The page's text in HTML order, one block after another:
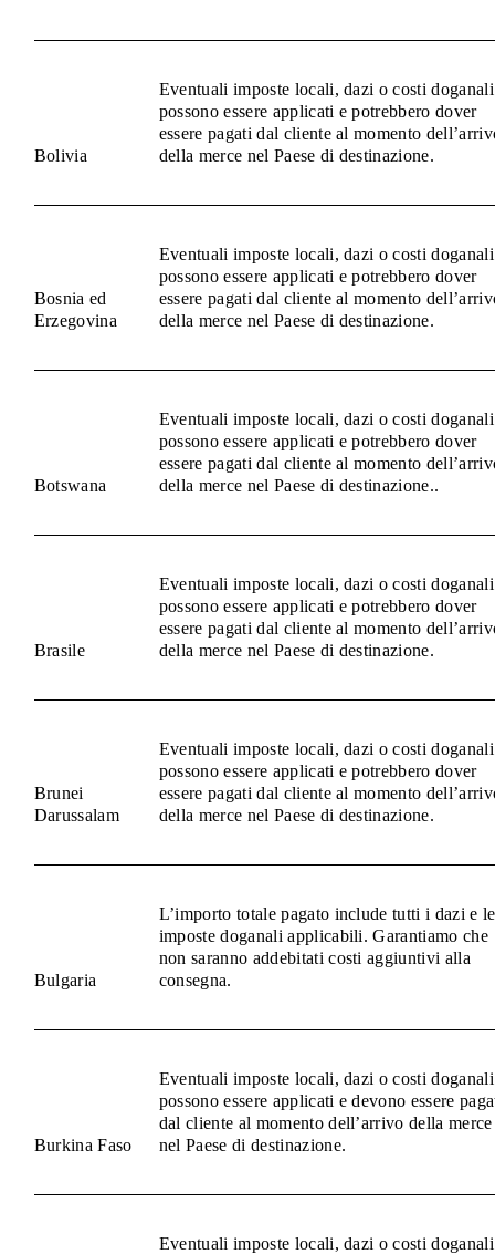
Bolivia
Eventuali imposte locali, dazi o costi doganali
possono essere applicati e potrebbero dover
essere pagati dal cliente al momento
della merce nel Paese di destinazione.
Bosnia ed
Erzegovina
Eventuali imposte locali, dazi o costi doganali
possono essere applicati e potrebbero dover
essere pagati dal cliente al momento
della merce nel Paese di destinazione.
Botswana
Eventuali imposte locali, dazi o costi doganali
possono essere applicati e potrebbero dover
essere pagati dal cliente al momento
della merce nel Paese di destinazione..
Brasile
Eventuali imposte locali, dazi o costi doganali
possono essere applicati e potrebbero dover
essere pagati dal cliente al momento
della merce nel Paese di destinazione.
Brunei
Darussalam
Eventuali imposte locali, dazi o costi doganali
possono essere applicati e potrebbero dover
essere pagati dal cliente al momento
della merce nel Paese di destinazione.
Bulgaria
L’importo totale pagato include tutti i dazi e le
imposte doganali applicabili. Garantiamo che
non saranno addebitati costi aggiuntivi alla
consegna.
Burkina Faso
Eventuali imposte locali, dazi o costi doganali
possono essere applicati e devono essere
dal cliente al momento dell’arrivo della merce
nel Paese di destinazione.
Eventuali imposte locali, dazi o costi doganali